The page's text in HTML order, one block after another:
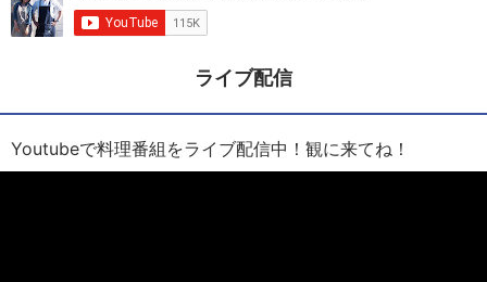
ライブ配信
Youtubeで料理番組をライブ配信中！観に来てね！